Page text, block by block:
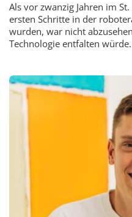
Als vor zwanzig Jahren im
ersten Schritte in der
wurden, war nicht
Technologie entfalten würde.